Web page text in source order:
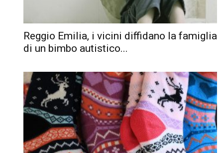
Reggio Emilia, i vicini diffidano la famiglia
di un bimbo autistico...